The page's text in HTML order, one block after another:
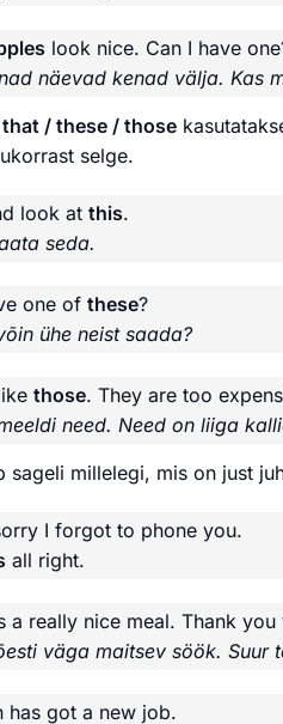
look nice. Can I have
näevad kenad välja. Kas
/ these / those
selge.
look at this.
seda.
one of these?
ühe neist saada?
those. They are too
need. Need on liiga
sageli millelegi, mis on just
I forgot to phone you.
all right.
a really nice meal. Thank you
väga maitsev söök. Suur
has got a new job.